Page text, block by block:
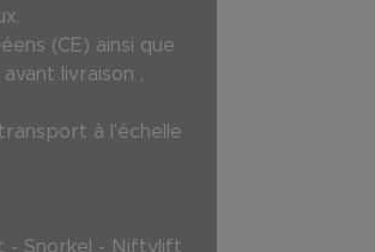
(CE) ainsi que
livraison ,
à l’échelle
- Snorkel - Niftylift